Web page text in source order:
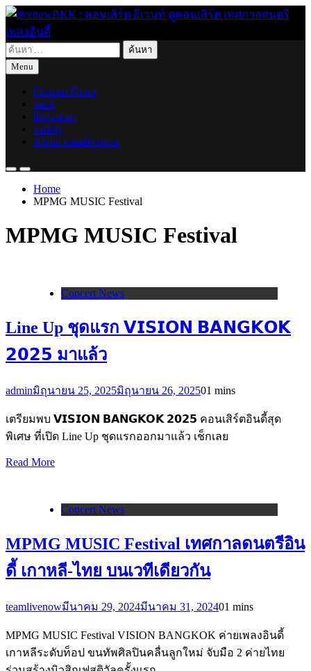
Skip
content
livenowBKK : คอนเสิร์ต อีเวนท์ ดูคอนเสิร์ต เทศกาลดนตรี เพลง
อินดี้
live for today
ค้นหา
สำหรับ:
Menu
Concert News
track
live recap
variety
About teamlivenow
Home
MPMG MUSIC Festival
MPMG MUSIC Festival
Concert News
Line Up ชุดแรก 𝗩𝗜𝗦𝗜𝗢𝗡 𝗕𝗔𝗡𝗚𝗞𝗢𝗞
𝟮𝟬𝟮𝟱 มาแล้ว
adminมิถุนายน 25, 2025มิถุนายน 26, 202501 mins
เตรียมพบ 𝗩𝗜𝗦𝗜𝗢𝗡 𝗕𝗔𝗡𝗚𝗞𝗢𝗞 𝟮𝟬𝟮𝟱 คอนเสิร์ตอินดี้สุด
พิเศษ ที่เปิด Line Up ชุดแรกออกมาแล้ว เช็กเลย
Read More
Concert News
MPMG MUSIC Festival เทศกาลดนตรีอิน
ดี้ เกาหลี-ไทย บนเวทีเดียวกัน
teamlivenowมีนาคม 29, 2024มีนาคม 31, 202401 mins
MPMG MUSIC Festival VISION BANGKOK ค่ายเพลงอินดี้
เกาหลีระดับท็อป ขนทัพศิลปินคลื่นลูกใหม่ จับมือ 2 ค่ายไทย